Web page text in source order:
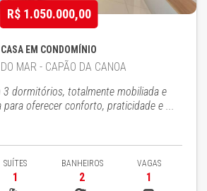
R$ 1.050.000,00
CASA EM CONDOMÍNIO
MAR - CAPÃO DA CANOA
3 dormitórios, totalmente mobiliada e
para oferecer conforto, praticidade e ...
SUÍTES
1
BANHEIROS
2
VAGAS
1